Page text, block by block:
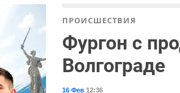
ПРОИСШЕСТВИЯ
Фургон с
Волгограде
16 Фев 12:36